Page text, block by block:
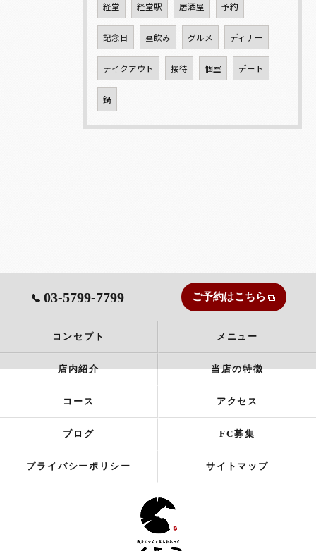
経堂 経堂駅 居酒屋 予約
記念日 昼飲み グルメ ディナー
テイクアウト 接待 個室 デート
鍋
03-5799-7799 ご予約はこちら
コンセプト メニュー
店内紹介 当店の特徴
コース アクセス
ブログ FC募集
プライバシーポリシー サイトマップ